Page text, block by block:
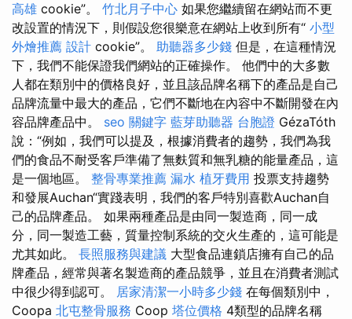
高雄 cookie”。 竹北月子中心 如果您繼續留在網站而不更
改設置的情況下，則假設您很樂意在網站上收到所有“ 小型
外燴推薦 設計 cookie”。 助聽器多少錢 但是，在這種情況
下，我們不能保證我們網站的正確操作。 他們中的大多數
人都在類別中的價格良好，並且該品牌名稱下的產品是自己
品牌流量中最大的產品，它們不斷地在內容中不斷開發在內
容品牌產品中。 seo 關鍵字 藍芽助聽器 台胞證 GézaTóth
說：“例如，我們可以提及，根據消費者的趨勢，我們為我
們的食品不耐受客戶準備了無麩質和無乳糖的能量產品，這
是一個地區。 整骨專業推薦 漏水 植牙費用 投票支持趨勢
和發展Auchan“實踐表明，我們的客戶特別喜歡Auchan自
己的品牌產品。 如果兩種產品是由同一製造商，同一成
分，同一製造工藝，質量控制系統的交火生產的，這可能是
尤其如此。 長照服務與建議 大型食品連鎖店擁有自己的品
牌產品，經常與著名製造商的產品競爭，並且在消費者測試
中很少得到認可。 居家清潔一小時多少錢 在每個類別中，
Coopa 北屯整骨服務 Coop 塔位價格 4類型的品牌名稱